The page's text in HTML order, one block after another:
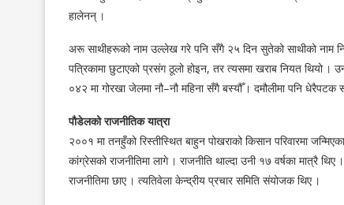
हालेनन् ।
अरू साथीहरूको नाम उल्लेख गरे पनि सँगै २५ दिन सुतेको साथीको नाम
पत्रिकामा छुटाएको प्रसंग ठूलो होइन, तर त्यसमा खराब नियत थियो
०४२ मा गोरखा जेलमा नौ–नौ महिना सँगै बस्यौँ । दमौलीमा पनि
पौडेलको राजनीतिक यात्रा
२००१ मा तनहुँको रिस्तीस्थित बाहुन पोखराको किसान परिवारमा
कांग्रेसको राजनीतिमा लागे । राजनीति थाल्दा उनी १७ वर्षका मात्रै
राजनीतिमा छाए । त्यतिवेला केन्द्रीय प्रचार समिति संयोजक थिए ।